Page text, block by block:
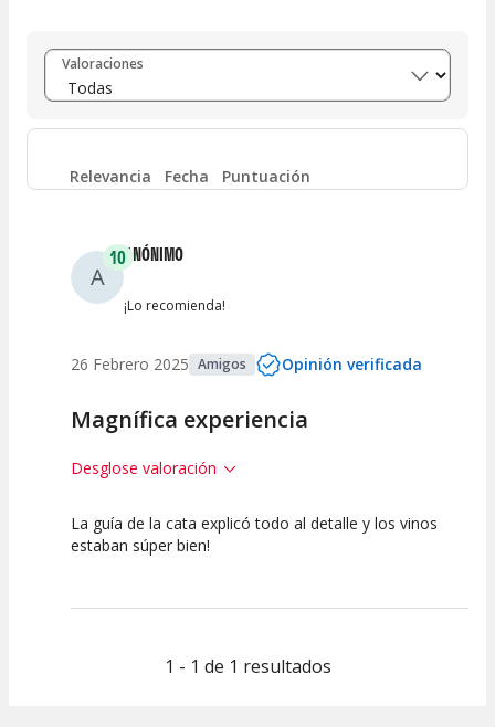
Entre 8 y 10 (1)
Entre 6 y 8 (0)
Entre 4 y 6 0
Entre 0 y 2
Valoraciones
Relevancia Fecha Puntuación
A
10ANÓNIMO
¡Lo recomienda!
26 Febrero 2025 Amigos Opinión verificada
Magnífica experiencia
Desglose valoración
10 10
Guia
La guía de la cata explicó todo al detalle y los vinos
estaban súper bien!
1 - 1 de 1 resultados